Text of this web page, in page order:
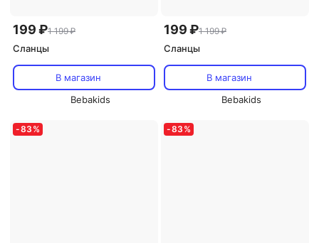
199 ₽1 199 ₽
Сланцы
В магазин
Bebakids
199 ₽1 199 ₽
Сланцы
В магазин
Bebakids
-83 % -83 %